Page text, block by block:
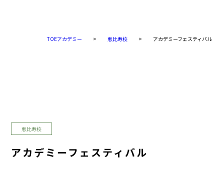
TOEアカデミー > 恵比寿校 > アカデミーフェスティバル
恵比寿校
アカデミーフェスティバル